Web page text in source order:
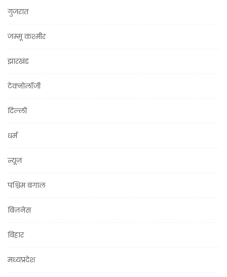
गुजरात
जम्मू कश्मीर
झारखंड
टेक्नोलॉजी
दिल्ली
धर्म
न्यूज़
पश्चिम बंगाल
बिज़नेस
बिहार
मध्यप्रदेश